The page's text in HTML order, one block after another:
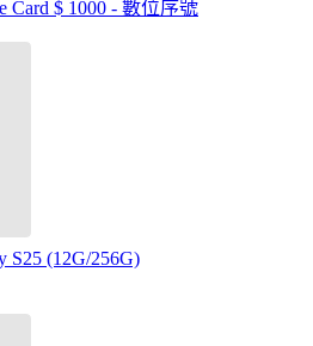
Card $ 1000 - 數位序號
S25 (12G/256G)